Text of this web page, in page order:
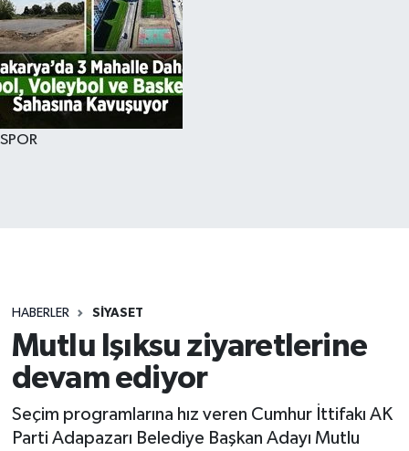
SPOR
HABERLER SİYASET
Mutlu Işıksu ziyaretlerine
devam ediyor
Seçim programlarına hız veren Cumhur İttifakı AK
Parti Adapazarı Belediye Başkan Adayı Mutlu